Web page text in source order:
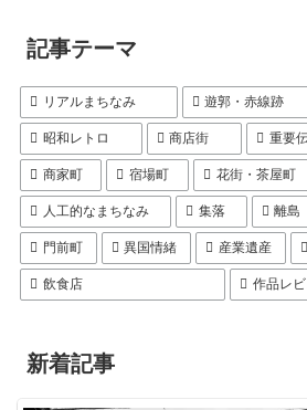
記事テーマ
リアルまちなみ 遊郭・赤線跡
昭和レトロ 商店街 重要
商家町 宿場町 花街・茶屋町
人工的なまちなみ 集落 離島
門前町 異国情緒 産業遺産
飲食店 作品レ
新着記事